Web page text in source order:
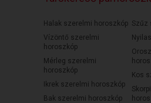
Halak szerelmi horoszkóp
Vízöntő szerelmi
horoszkóp
Mérleg szerelmi
horoszkóp
Ikrek szerelmi horoszkóp
Bak szerelmi horoszkóp
Szűz
Kos